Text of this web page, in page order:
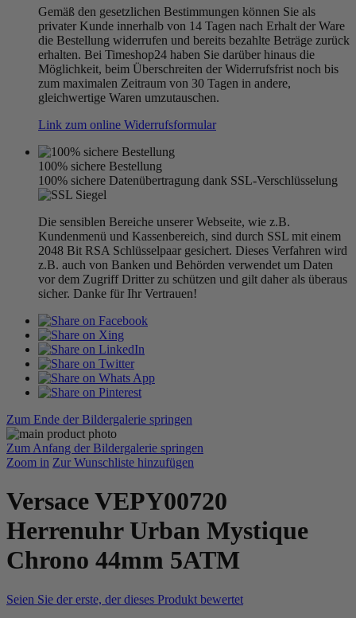
Gemäß den gesetzlichen Bestimmungen können Sie als
privater Kunde innerhalb von 14 Tagen nach Erhalt der Ware
die Bestellung widerrufen und bereits bezahlte Beträge zurück
erhalten. Bei Timeshop24 haben Sie darüber hinaus die
Möglichkeit, beim Überschreiten der Widerrufsfrist noch bis
zum maximalen Zeitraum von 30 Tagen in andere,
gleichwertige Waren umzutauschen.
Link zum online Widerrufsformular
100% sichere Bestellung
100% sichere Datenübertragung dank SSL-Verschlüsselung
Die sensiblen Bereiche unserer Webseite, wie z.B.
Kundenmenü und Kassenbereich, sind durch SSL mit einem
2048 Bit RSA Schlüsselpaar gesichert. Dieses Verfahren wird
z.B. auch von Banken und Behörden verwendet um Daten
vor dem Zugriff Dritter zu schützen und gilt daher als überaus
sicher. Danke für Ihr Vertrauen!
Zum Ende der Bildergalerie springen
Zum Anfang der Bildergalerie springen
Zoom in Zur Wunschliste hinzufügen
Versace VEPY00720
Herrenuhr Urban Mystique
Chrono 44mm 5ATM
Seien Sie der erste, der dieses Produkt bewertet